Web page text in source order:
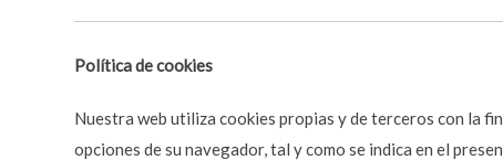
Política de cookies
Nuestra web utiliza cookies propias y de terceros con la
opciones de su navegador, tal y como se indica en el